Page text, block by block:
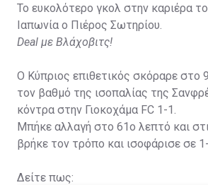
Το ευκολότερο γκολ στην καριέρα
Ιαπωνία ο Πιέρος Σωτηρίου.
Deal με Βλάχοβιτς!
Ο Κύπριος επιθετικός σκόραρε στο
τον βαθμό της ισοπαλίας της
κόντρα στην Γιοκοχάμα FC 1-1.
Μπήκε αλλαγή στο 61ο λεπτό και
βρήκε τον τρόπο και ισοφάρισε σε 1-
Δείτε πως: